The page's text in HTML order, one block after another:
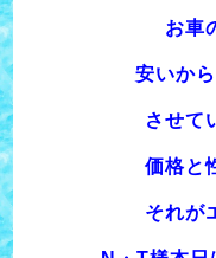
お車
安いか
させて
価格と
それが